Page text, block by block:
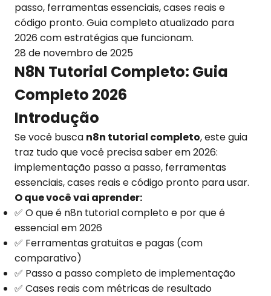
passo, ferramentas essenciais, cases reais e
código pronto. Guia completo atualizado para
2026 com estratégias que funcionam.
28 de novembro de 2025
N8N Tutorial Completo: Guia
Completo 2026
Introdução
Se você busca n8n tutorial completo, este guia
traz tudo que você precisa saber em 2026:
implementação passo a passo, ferramentas
essenciais, cases reais e código pronto para usar.
O que você vai aprender:
✅ O que é n8n tutorial completo e por que é
essencial em 2026
✅ Ferramentas gratuitas e pagas (com
comparativo)
✅ Passo a passo completo de implementação
✅ Cases reais com métricas de resultado